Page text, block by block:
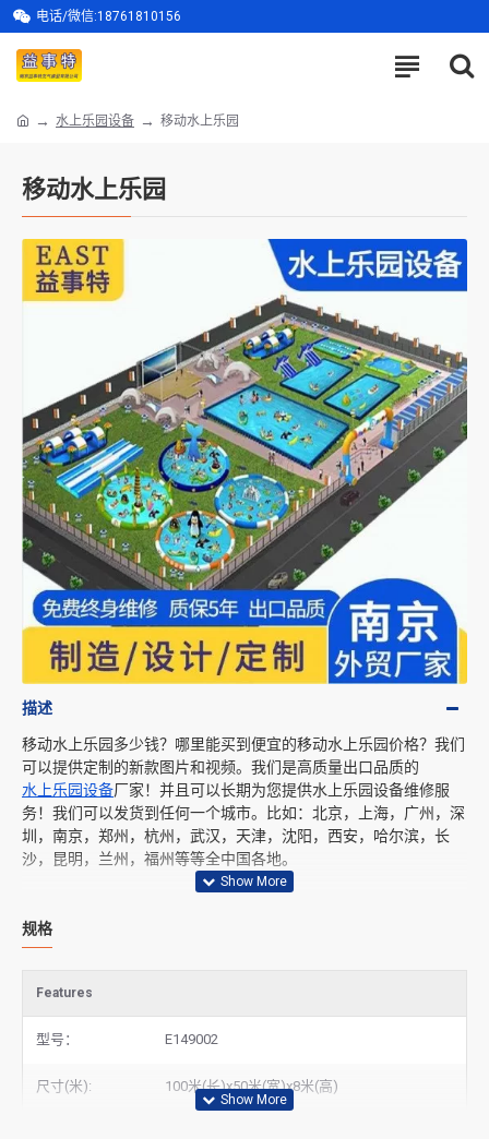
电话/微信:18761810156
水上乐园设备 移动水上乐园
移动水上乐园
描述
移动水上乐园多少钱？哪里能买到便宜的移动水上乐园价格？我们
可以提供定制的新款图片和视频。我们是高质量出口品质的
水上乐园设备厂家！并且可以长期为您提供水上乐园设备维修服
务！我们可以发货到任何一个城市。比如：北京，上海，广州，深
圳，南京，郑州，杭州，武汉，天津，沈阳，西安，哈尔滨，长
沙，昆明，兰州，福州等等全中国各地。
规格
Features
型号： E149002
尺寸(米): 100米(长)x50米(宽)x8米(高)